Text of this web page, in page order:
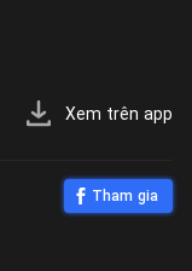
Xem trên app
Tham gia